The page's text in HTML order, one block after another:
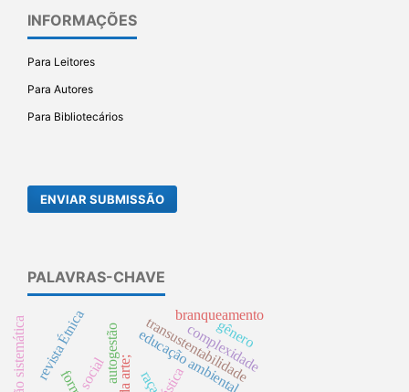
INFORMAÇÕES
Para Leitores
Para Autores
Para Bibliotecários
ENVIAR SUBMISSÃO
PALAVRAS-CHAVE
educação ambiental.
autogestão transustentabilidade
complexidade
revista Étnica
revisão sistemática branqueamento
gênero
raça
social